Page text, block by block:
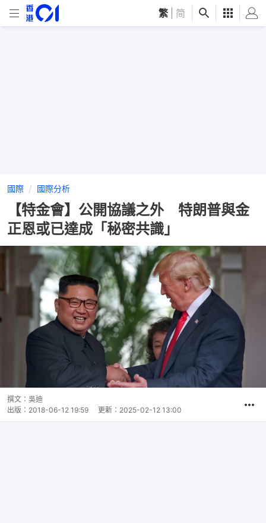
繁 简
國際 國際分析
【特金會】公開協議之外 特朗普與金
正恩或已達成「秘密共識」
撰文： 吳迪
出版： 2018-06-12 19:59 更新： 2025-02-12 13:00